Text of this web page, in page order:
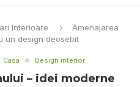
Interioare
Amenajarea
un design deosebit
Casa Design interior
– idei moderne